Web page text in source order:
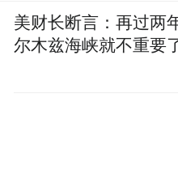
美财长断言：再过两
尔木兹海峡就不重要